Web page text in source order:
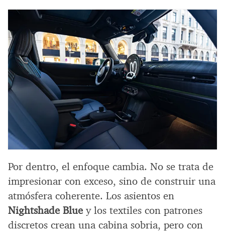
Por dentro, el enfoque cambia. No se trata de
impresionar con exceso, sino de construir una
atmósfera coherente. Los asientos en
Nightshade Blue y los textiles con patrones
discretos crean una cabina sobria, pero con